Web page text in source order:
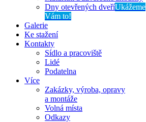
Dny otevřených dveříUkážeme
Vám to!
Galerie
Ke stažení
Kontakty
Sídlo a pracoviště
Lidé
Podatelna
Více
Zakázky, výroba, opravy
a montáže
Volná místa
Odkazy